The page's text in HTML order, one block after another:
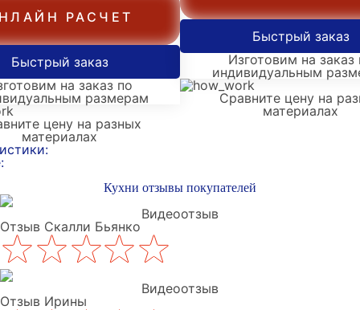
РАСЧЕТ
Быстрый заказ
на заказ по
размерам
цену на разных
материалах
Быстрый заказ
Изготовим на заказ
индивидуальным
Сравните цену на
материалах
Кухни отзывы покупателей
Видеоотзыв
Отзыв Скалли Бьянко
Видеоотзыв
Отзыв Ирины